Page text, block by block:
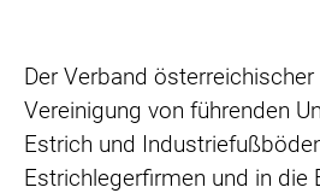
Der Verband
Vereinigung von führenden
Estrich und
Estrichlegerfirmen und in die